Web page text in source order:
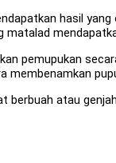
hasil
matalad
pemupukan
membenamkan
berbuah atau